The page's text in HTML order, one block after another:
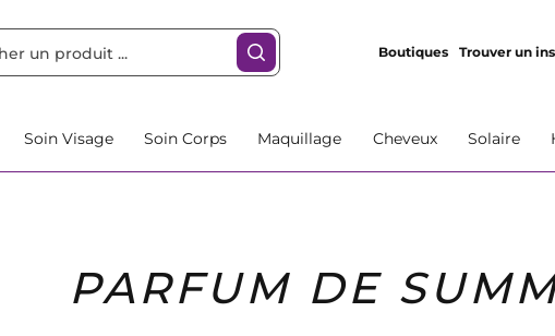
Boutiques Trouver un
Soin Visage Soin Corps Maquillage Cheveux Solaire
PARFUM DE